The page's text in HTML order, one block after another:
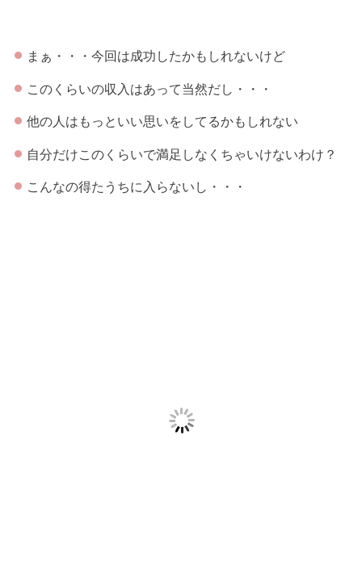
まぁ・・・今回は成功したかもしれないけど
このくらいの収入はあって当然だし・・・
他の人はもっといい思いをしてるかもしれない
自分だけこのくらいで満足しなくちゃいけないわけ？
こんなの得たうちに入らないし・・・